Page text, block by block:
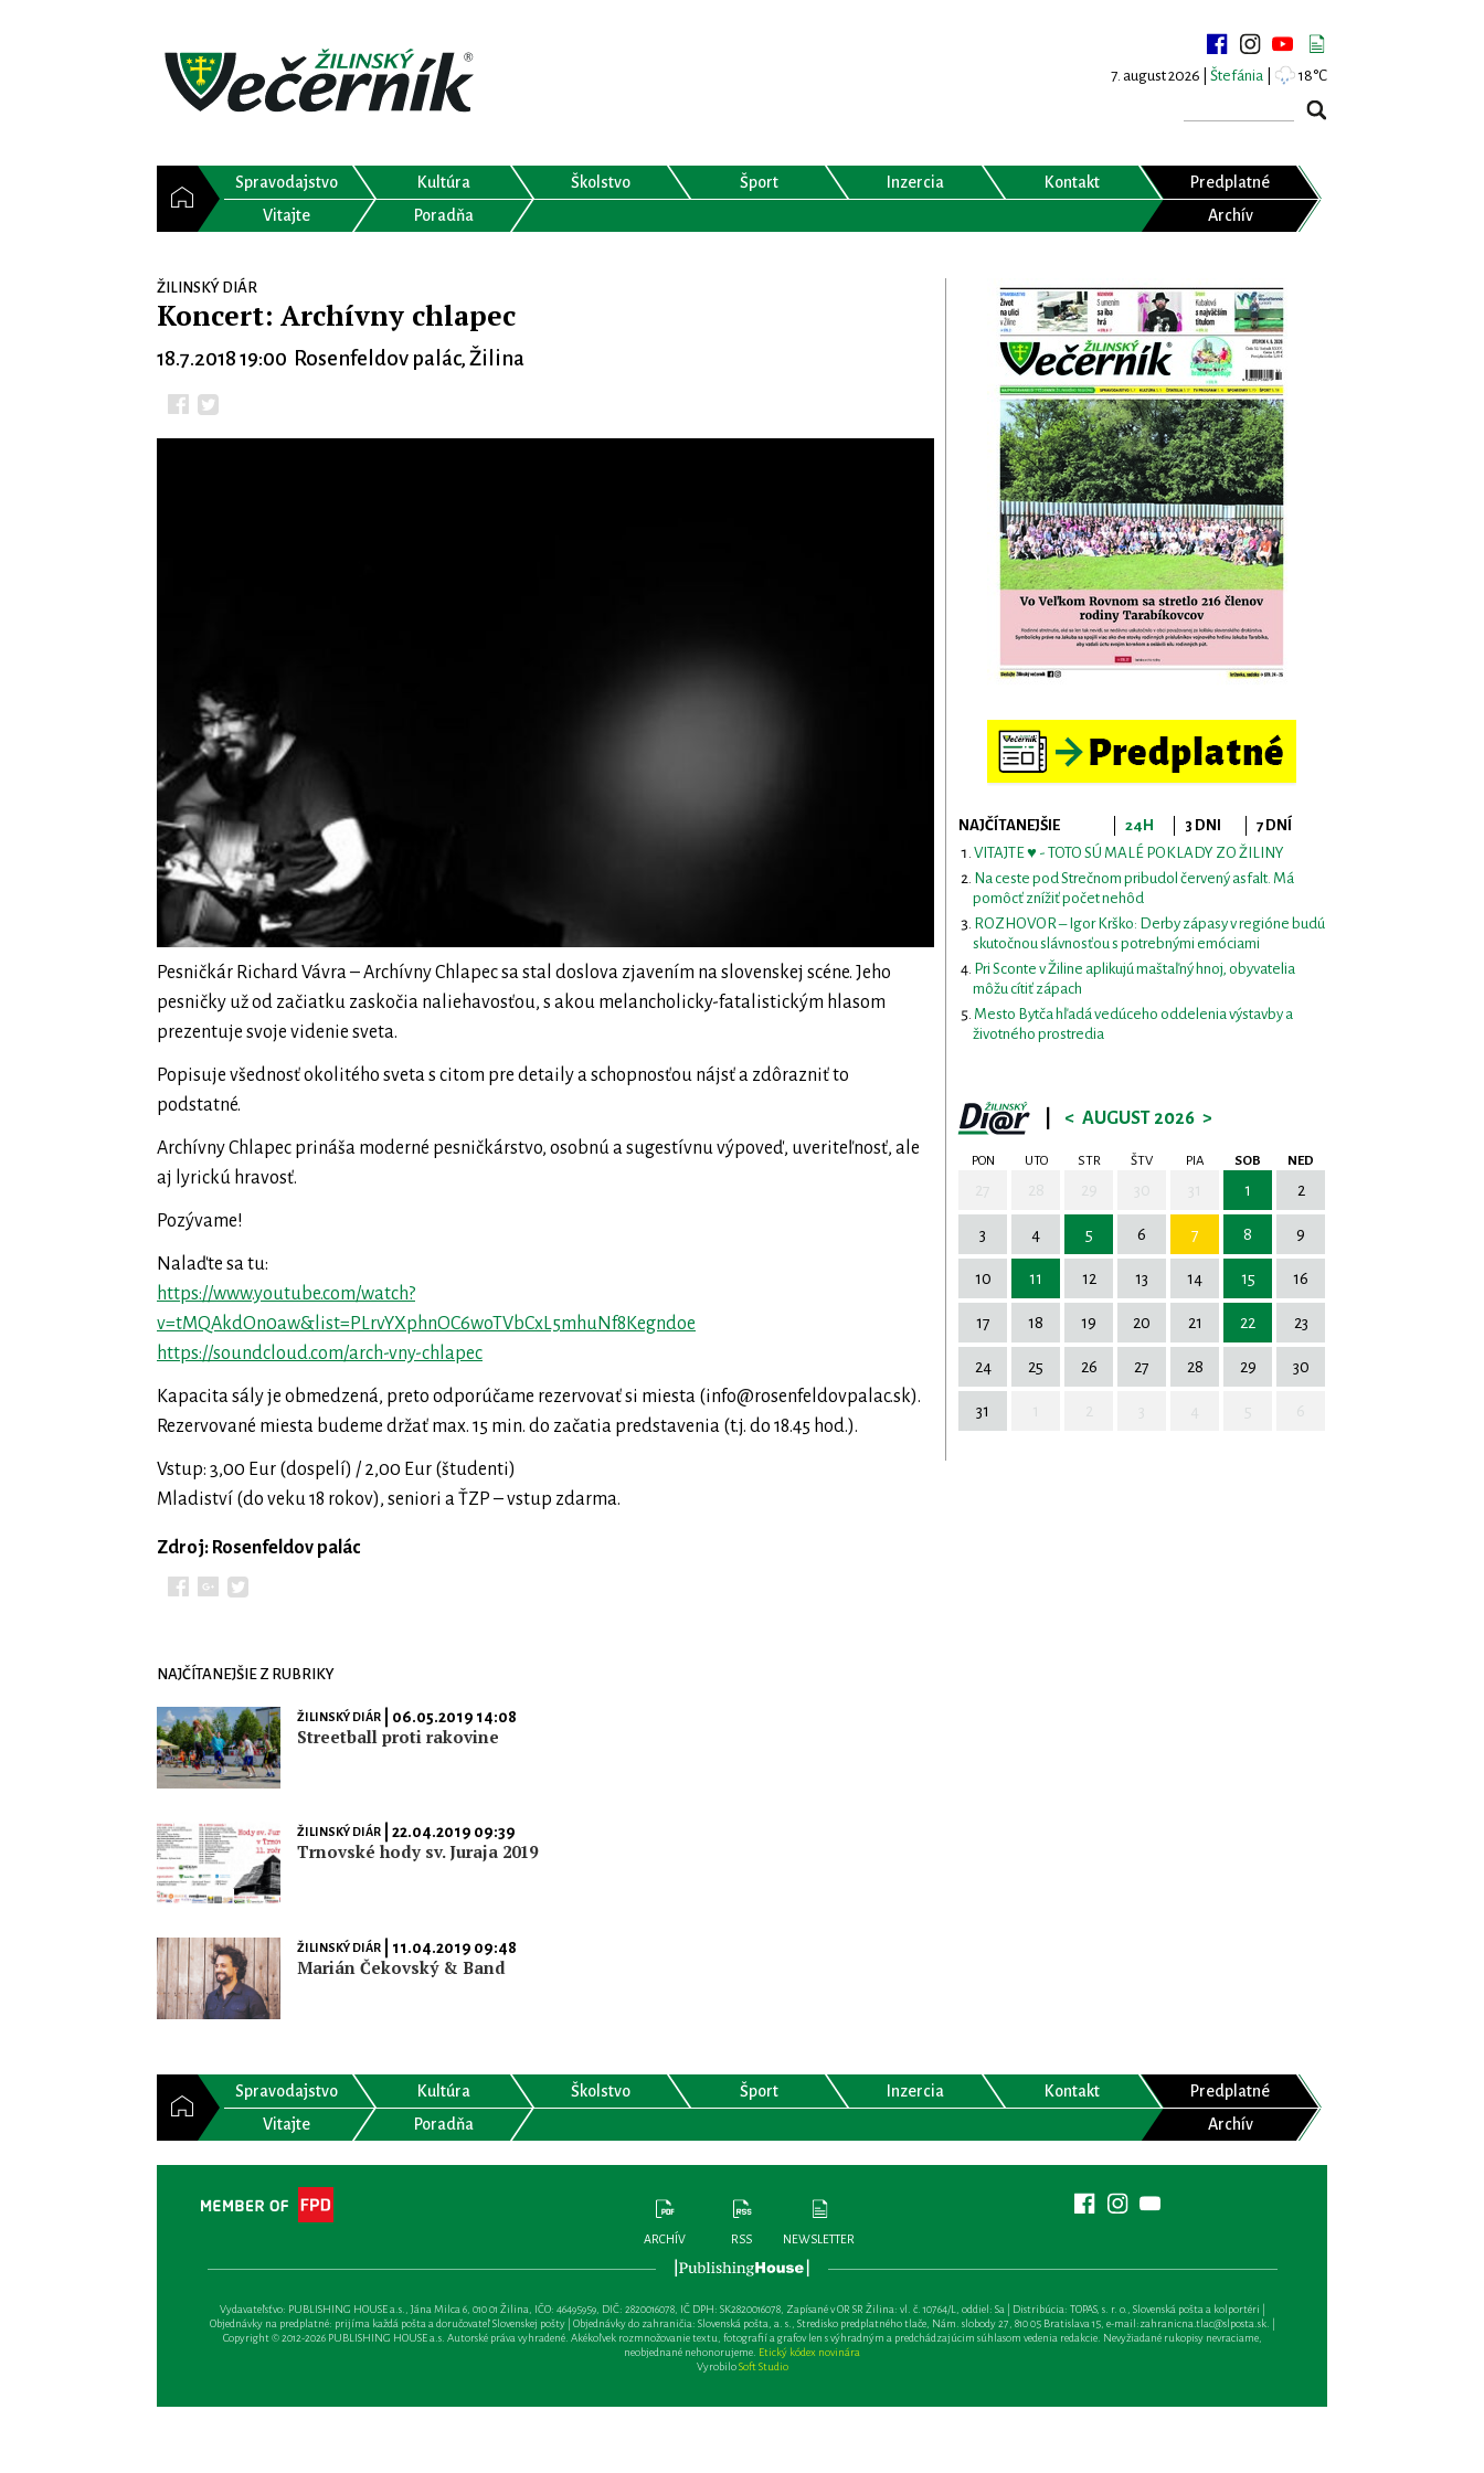
7. august 2026 | Štefánia 18°C
Spravodajstvo Kultúra Školstvo Šport Inzercia Kontakt
Predplatné
Vitajte
Poradňa Archív
ŽILINSKÝ DIÁR
Koncert: Archívny chlapec
18.7.2018 19:00 Rosenfeldov palác, Žilina
Pesničkár Richard Vávra – Archívny Chlapec sa stal doslova zjavením na slovenskej scéne. Jeho
pesničky už od začiatku zaskočia naliehavosťou, s akou melancholicky-fatalistickým hlasom
prezentuje svoje videnie sveta.
Popisuje všednosť okolitého sveta s citom pre detaily a schopnosťou nájsť a zdôrazniť to
podstatné.
Archívny Chlapec prináša moderné pesničkárstvo, osobnú a sugestívnu výpoveď, uveriteľnosť, ale
aj lyrickú hravosť.
Pozývame!
Nalaďte sa tu:
https://www.youtube.com/watch?
v=tMQAkdOn0aw&list=PLrvYXphnOC6woTVbCxL5mhuNf8Kegndoe
https://soundcloud.com/arch-vny-chlapec
Kapacita sály je obmedzená, preto odporúčame rezervovať si miesta (info@rosenfeldovpalac.sk).
Rezervované miesta budeme držať max. 15 min. do začatia predstavenia (t.j. do 18.45 hod.).
Vstup: 3,00 Eur (dospelí) / 2,00 Eur (študenti)
Mladiství (do veku 18 rokov), seniori a ŤZP – vstup zdarma.
Zdroj: Rosenfeldov palác
NAJČÍTANEJŠIE Z RUBRIKY
ŽILINSKÝ DIÁR| 06.05.2019 14:08
Streetball proti rakovine
ŽILINSKÝ DIÁR| 22.04.2019 09:39
Trnovské hody sv. Juraja 2019
ŽILINSKÝ DIÁR| 11.04.2019 09:48
Marián Čekovský & Band
NAJČÍTANEJŠIE 24H 3 DNI
7 DNÍ
VITAJTE ♥ - TOTO SÚ MALÉ POKLADY ZO ŽILINY
Na ceste pod Strečnom pribudol červený asfalt. Má
pomôcť znížiť počet nehôd
ROZHOVOR – Igor Krško: Derby zápasy v regióne budú
skutočnou slávnosťou s potrebnými emóciami
Pri Sconte v Žiline aplikujú maštaľný hnoj, obyvatelia
môžu cítiť zápach
Mesto Bytča hľadá vedúceho oddelenia výstavby a
životného prostredia
< AUGUST 2026 >
PON UTO STR ŠTV PIA SOB NED
1 2
3 4 5 6 7 8 9
10 11 12 13 14 15 16
17 18 19 20 21 22 23
24 25 26 27 28 29 30
31
Spravodajstvo Kultúra Školstvo Šport Inzercia Kontakt
Predplatné
Vitajte
Poradňa Archív
ARCHÍV RSS NEWSLETTER
Vydavateľsťvo: PUBLISHING HOUSE a.s., Jána Milca 6, 010 01 Žilina, IČO: 46495959, DIČ: 2820016078, IČ DPH: SK2820016078, Zapísané v OR SR Žilina: vl. č. 10764/L, oddiel: Sa | Distribúcia: TOPAS, s. r. o., Slovenská pošta a kolportéri |
Objednávky na predplatné: prijíma každá pošta a doručovateľ Slovenskej pošty | Objednávky do zahraničia: Slovenská pošta, a. s., Stredisko predplatného tlače, Nám. slobody 27, 810 05 Bratislava 15, e-mail:zahranicna.tlac@slposta.sk. |
Copyright © 2012-2026 PUBLISHING HOUSE a.s. Autorské práva vyhradené. Akékoľvek rozmnožovanie textu, fotografií a grafov len s výhradným a predchádzajúcim súhlasom vedenia redakcie. Nevyžiadané rukopisy nevraciame,
neobjednané nehonorujeme. Etický kódex novinára
VyrobiloSoft Studio